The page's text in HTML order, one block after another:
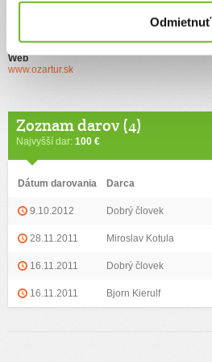
Odmietnuť
Web
www.ozartur.sk
Zoznam darov (4)
Najvyšší dar: 100 €
Dátum darovania Darca
9.10.2012 Dobrý človek
28.11.2011 Miroslav Kotula
16.11.2011 Dobrý človek
16.11.2011 Bjorn Kierulf